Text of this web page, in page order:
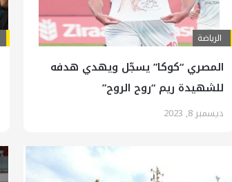
الرياضة
المصري “كوكا” يسجّل ويهدي هدفه
للشهيدة ريم “روح الروح”
ديسمبر 8, 2023